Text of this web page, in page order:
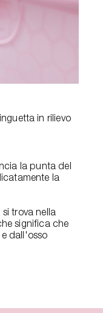
in rilievo
la punta del
la
trova nella
significa che
dall'osso